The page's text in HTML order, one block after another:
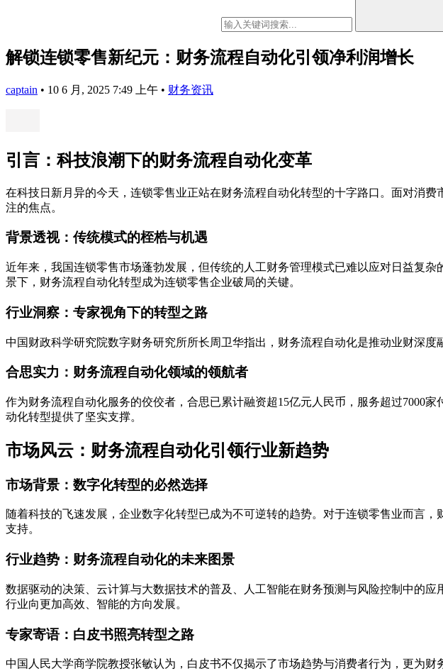
解锁连锁零售新纪元：财务流程自动化引领净利润增长
captain • 10 6 月, 2025 7:49 上午 • 财务资讯
引言：科技浪潮下的财务流程自动化变革
在科技日新月异的今天，连锁零售业正站在财务流程自动化转型的十字路口。面对消
注的焦点。
背景透视：传统模式的桎梏与机遇
近年来，我国连锁零售市场蓬勃发展，但传统的人工财务管理模式已难以应对日益复
景下，财务流程自动化转型成为连锁零售企业破局的关键。
行业洞察：专家视角下的转型之路
中国财政科学研究院数字财务研究所所长周卫华指出，财务流程自动化是推动业财深
合思实力：财务流程自动化领域的领航者
作为财务流程自动化服务的佼佼者，合思已累计融资超15亿元人民币，服务超过7000
动化转型提供了坚实支撑。
市场风云：财务流程自动化引领行业新趋势
市场背景：数字化转型的必然选择
随着科技的飞速发展，企业数字化转型已成为不可逆转的趋势。对于连锁零售业而言
支持。
行业趋势：财务流程自动化的未来图景
数据驱动的决策、云计算与大数据技术的普及、人工智能在财务预测与风险控制中的
行业向更加高效、智能的方向发展。
专家寄语：白皮书照亮转型之路
中国人民大学商学院教授张敏认为，白皮书不仅揭示了市场趋势与消费者行为，更为